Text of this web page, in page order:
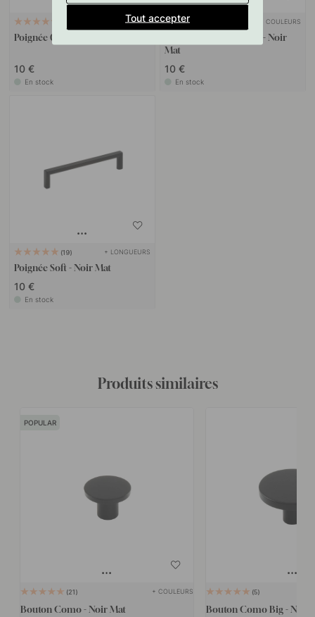
+ LONGUEURS
Poignée 0143 - Noir Mat
10 €
En stock
+ COULEURS
Poignée Bror - 160mm - Noir
Mat
10 €
En stock
19 + LONGUEURS
Poignée Soft - Noir Mat
10 €
En stock
Produits similaires
POPULAR
21 + COULEURS
Bouton Como - Noir Mat
5
Bouton Como Big - Noir
Tout accepter